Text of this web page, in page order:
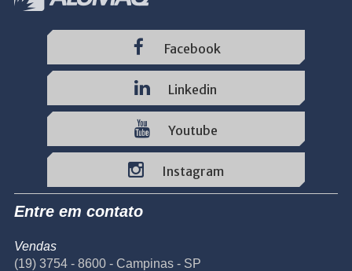
Facebook
Linkedin
Youtube
Instagram
Entre em contato
Vendas
(19) 3754 - 8600 - Campinas - SP